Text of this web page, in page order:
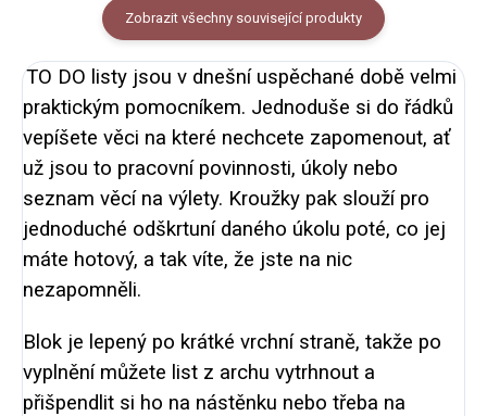
Zobrazit všechny související produkty
TO DO listy jsou v dnešní uspěchané době velmi
praktickým pomocníkem. Jednoduše si do řádků
vepíšete věci na které nechcete zapomenout, ať
už jsou to pracovní povinnosti, úkoly nebo
seznam věcí na výlety. Kroužky pak slouží pro
jednoduché odškrtuní daného úkolu poté, co jej
máte hotový, a tak víte, že jste na nic
nezapomněli.
Blok je lepený po krátké vrchní straně, takže po
vyplnění můžete list z archu vytrhnout a
přišpendlit si ho na nástěnku nebo třeba na